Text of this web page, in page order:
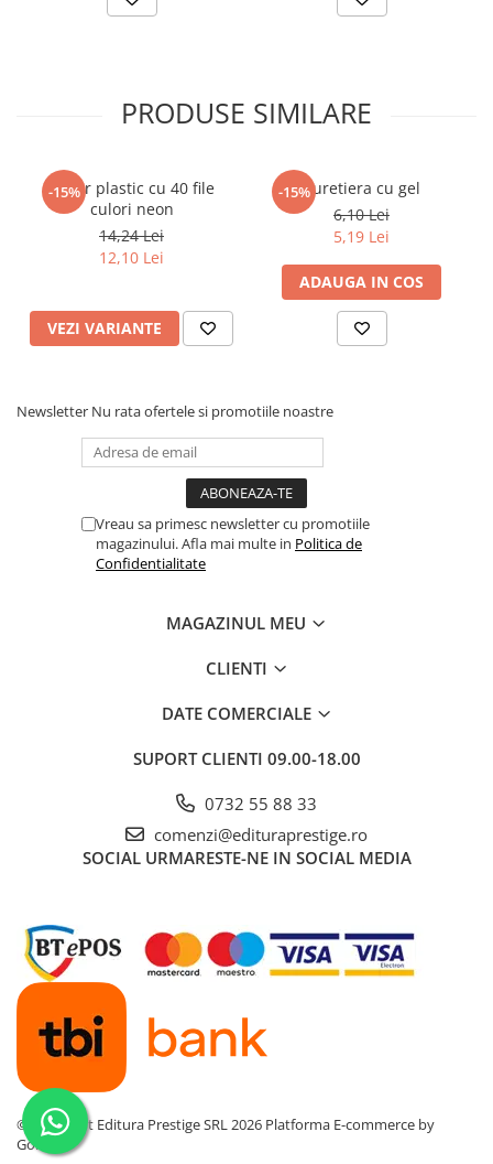
PRODUSE SIMILARE
-15%
Dosar plastic cu 40 file
culori neon
14,24 Lei
12,10 Lei
VEZI VARIANTE
-15%Buretiera cu gel
6,10 Lei
5,19 Lei
ADAUGA IN COS
Newsletter Nu rata ofertele si promotiile noastre
Vreau sa primesc newsletter cu promotiile
magazinului. Afla mai multe in Politica de
Confidentialitate
MAGAZINUL MEU
CLIENTI
DATE COMERCIALE
SUPORT CLIENTI 09.00-18.00
0732 55 88 33
comenzi@edituraprestige.ro
SOCIAL URMARESTE-NE IN SOCIAL MEDIA
©Copyright Editura Prestige SRL 2026 Platforma E-commerce by
Gomag